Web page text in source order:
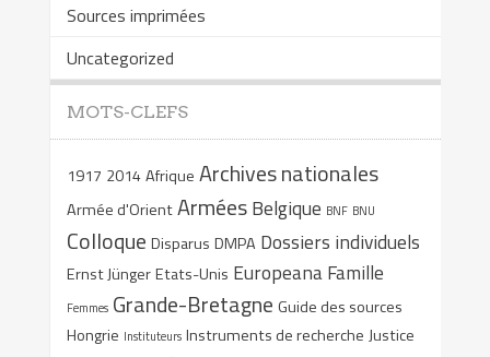
Sources imprimées
Uncategorized
MOTS-CLEFS
1917 2014Afrique Archives nationales
Armée d'OrientArméesBelgique BNF BNU
Colloque Disparus DMPA Dossiers individuels
Ernst JüngerEtats-Unis EuropeanaFamille
Femmes Grande-Bretagne Guide des sources
Hongrie Instituteurs Instruments de recherche Justice